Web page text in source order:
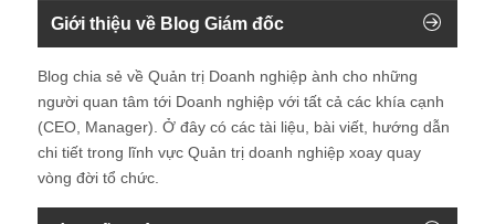
Giới thiệu về Blog Giám đốc
Blog chia sẻ về Quản trị Doanh nghiệp ành cho những
người quan tâm tới Doanh nghiệp với tất cả các khía cạnh
(CEO, Manager). Ở đây có các tài liệu, bài viết, hướng dẫn
chi tiết trong lĩnh vực Quản trị doanh nghiệp xoay quay
vòng đời tổ chức.